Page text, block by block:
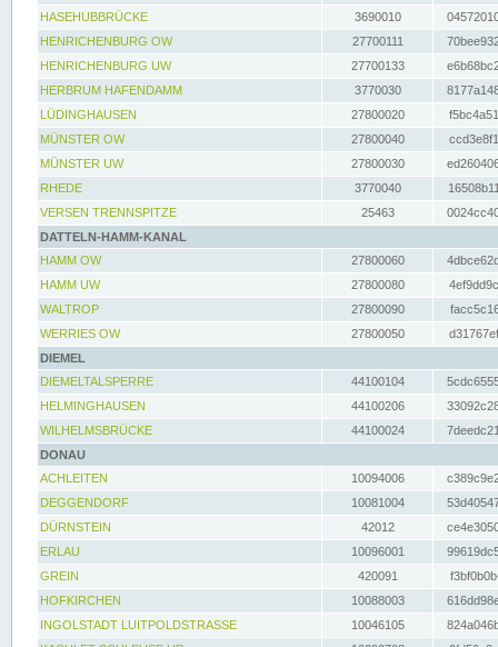
HASEHUBBRÜCKE
3690010
HENRICHENBURG OW
27700111
HENRICHENBURG UW
27700133
HERBRUM HAFENDAMM
3770030
LÜDINGHAUSEN
27800020
MÜNSTER OW
27800040
MÜNSTER UW
27800030
RHEDE
3770040
VERSEN TRENNSPITZE
25463
DATTELN-HAMM-KANAL
HAMM OW
27800060
HAMM UW
27800080
WALTROP
27800090
WERRIES OW
27800050
DIEMEL
DIEMELTALSPERRE
44100104
HELMINGHAUSEN
44100206
WILHELMSBRÜCKE
44100024
DONAU
ACHLEITEN
10094006
DEGGENDORF
10081004
DÜRNSTEIN
42012
ERLAU
10096001
GREIN
420091
HOFKIRCHEN
10088003
INGOLSTADT LUITPOLDSTRASSE
10046105